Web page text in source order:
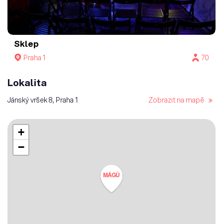
Sklep
Praha 1 70
Lokalita
Jánský vršek 8, Praha 1 Zobrazit na mapě
MÁGŮ
+
−